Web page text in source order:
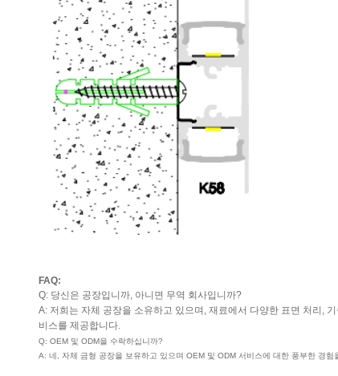
FAQ:
Q: 당신은 공장입니까, 아니면 무역 회사입니까?
A: 저희는 자체 공장을 소유하고 있으며, 재료에서 다양한 표면 처리,
비스를 제공합니다.
Q: OEM 및 ODM을 수락하십니까?
A: 네, 자체 금형 공장을 보유하고 있으며 OEM 및 ODM 서비스에 대한 풍부한 경험